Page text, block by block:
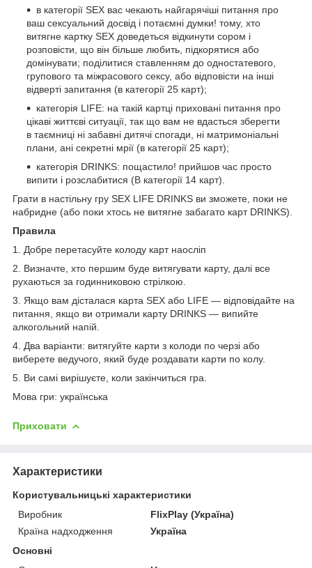
в категорії SEX вас чекають найгарячіші питання про
ваш сексуальний досвід і потаємні думки! тому, хто
витягне картку SEX доведеться відкинути сором і
розповісти, що він більше любить, підкорятися або
домінувати; поділитися ставленням до одностатевого,
групового та міжрасового сексу, або відповісти на інші
відверті запитання (в категорії 25 карт);
категорія LIFE: на такій картці приховані питання про
цікаві життєві ситуації, так що вам не вдасться зберегти
в таємниці ні забавні дитячі спогади, ні матримоніальні
плани, ані секретні мрії (в категорії 25 карт);
категорія DRINKS: пощастило! прийшов час просто
випити і розслабитися (В категорії 14 карт).
Грати в настільну гру SEX LIFE DRINKS ви зможете, поки не
набридне (або поки хтось не витягне забагато карт DRINKS).
Правила
1. Добре перетасуйте колоду карт наосліп
2. Визначте, хто першим буде витягувати карту, далі все
рухаються за годинниковою стрілкою.
3. Якщо вам дісталася карта SEX або LIFE — відповідайте на
питання, якщо ви отримали карту DRINKS — випийте
алкогольний напій.
4. Два варіанти: витягуйте карти з колоди по черзі або
виберете ведучого, який буде роздавати карти по колу.
5. Ви самі вирішуєте, коли закінчиться гра.
Мова гри: українська
Приховати
Характеристики
Користувальницькі характеристики
Виробник
FlixPlay (Україна)
Країна надходження
Україна
Основні